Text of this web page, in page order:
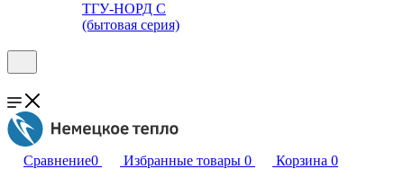
ТГУ-НОРД С
(бытовая серия)
Сравнение0 Избранные товары 0 Корзина 0